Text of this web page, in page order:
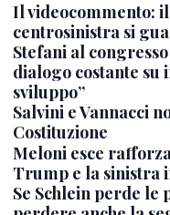
Il videocommento:
centrosinistra si
Stefani al
dialogo costante
sviluppo”
Salvini e Vannacci
Costituzione
Meloni esce
Trump e la sinistra
Se Schlein perde